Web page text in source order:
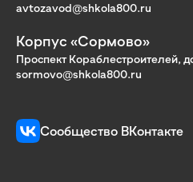
avtozavod@shkola800.ru
Корпус «Сормово»
Проспект Кораблестроителей,
sormovo@shkola800.ru
Сообщество ВКонтакте